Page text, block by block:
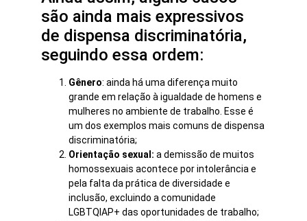
são ainda mais expressivos
de dispensa discriminatória,
seguindo essa ordem:
Gênero: ainda há uma diferença muito
grande em relação à igualdade de homens e
mulheres no ambiente de trabalho. Esse é
um dos exemplos mais comuns de dispensa
discriminatória;
Orientação sexual: a demissão de muitos
homossexuais acontece por intolerância e
pela falta da prática de diversidade e
inclusão, excluindo a comunidade
LGBTQIAP+ das oportunidades de trabalho;